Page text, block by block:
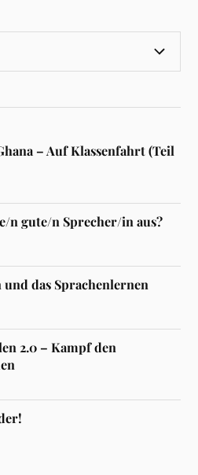
– Auf Klassenfahrt (Teil
n gute/n Sprecher/in aus?
das Sprachenlernen
2.0 – Kampf den